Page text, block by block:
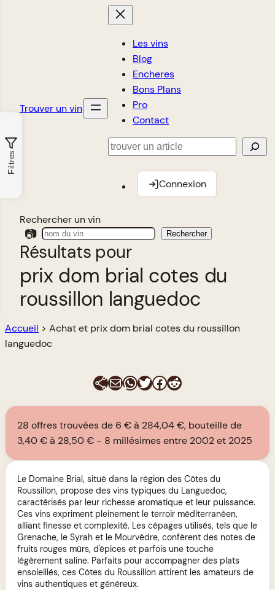
Trouver un vin
Les vins
Blog
Encheres
Bons Plans
Pro
Contact
Rechercher
Connexion
Rechercher un vin
📷 Rechercher
Résultats pour
prix dom brial cotes du
roussillon languedoc
Accueil > Achat et prix dom brial cotes du roussillon
languedoc
E-mailWhatsApp
Twitter
Facebook
Reddit
28 offres trouvées de 6 € à 284,04 €, bouteille de
3,40 € à 28,50 €
8 millésimes entre 2002 et 2025
Le Domaine Brial, situé dans la région des Côtes du
Roussillon, propose des vins typiques du Languedoc,
caractérisés par leur richesse aromatique et leur puissance.
Ces vins expriment pleinement le terroir méditerranéen,
alliant finesse et complexité. Les cépages utilisés, tels que le
Grenache, le Syrah et le Mourvèdre, confèrent des notes de
fruits rouges mûrs, d'épices et parfois une touche
légèrement saline. Parfaits pour accompagner des plats
ensoleillés, ces Côtes du Roussillon attirent les amateurs de
vins authentiques et généreux.
Filtres